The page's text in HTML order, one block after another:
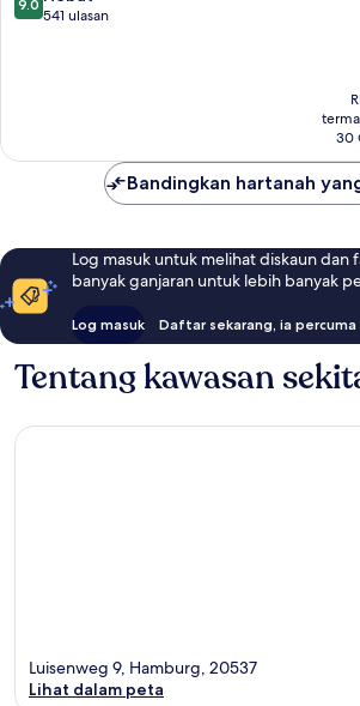
Mitte
daripada
9.0
541 ulasan
30
Bandingkan hartanah
Log masuk untuk melihat diskaun dan
banyak ganjaran untuk lebih banyak
Log masuk Daftar sekarang, ia percuma
Tentang kawasan
Luisenweg 9, Hamburg, 20537
Lihat dalam peta